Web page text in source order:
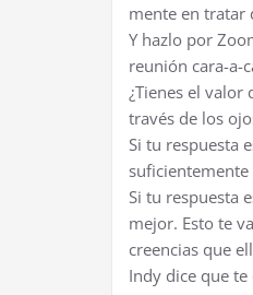
mente en tratar
Y hazlo por
reunión cara-a-
¿Tienes el
través de los
Si tu respuesta
Si tu respuesta
mejor. Esto te
creencias que
Indy dice que te